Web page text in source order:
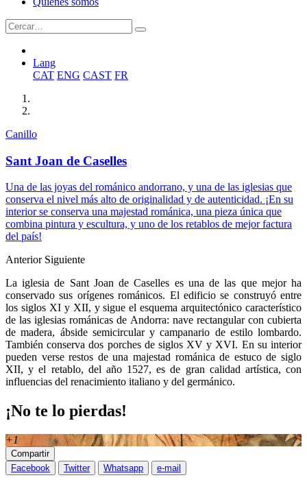
Lang
CAT ENG CAST FR
Canillo
Sant Joan de Caselles
Una de las joyas del románico andorrano, y una de las iglesias que
conserva el nivel más alto de originalidad y de autenticidad. ¡En su
interior se conserva una majestad románica, una pieza única que
combina pintura y escultura, y uno de los retablos de mejor factura
del país!
Anterior Siguiente
La iglesia de Sant Joan de Caselles es una de las que mejor ha
conservado sus orígenes románicos. El edificio se construyó entre
los siglos XI y XII, y sigue el esquema arquitectónico característico
de las iglesias románicas de Andorra: nave rectangular con cubierta
de madera, ábside semicircular y campanario de estilo lombardo.
También conserva dos porches de siglos XV y XVI. En su interior
pueden verse restos de una majestad románica de estuco de siglo
XII, y el retablo, del año 1527, es de gran calidad artística, con
influencias del renacimiento italiano y del germánico.
¡No te lo pierdas!
+1
Compartir
Facebook
Twitter Whatsapp e-mail